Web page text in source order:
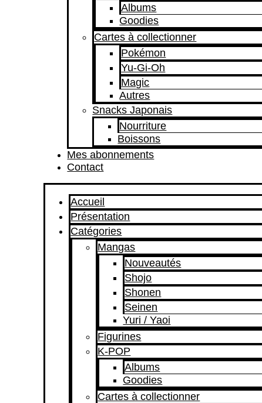
Albums
Goodies
Cartes à collectionner
Pokémon
Yu-Gi-Oh
Magic
Autres
Snacks Japonais
Nourriture
Boissons
Mes abonnements
Contact
Accueil
Présentation
Catégories
Mangas
Nouveautés
Shojo
Shonen
Seinen
Yuri / Yaoi
Figurines
K-POP
Albums
Goodies
Cartes à collectionner